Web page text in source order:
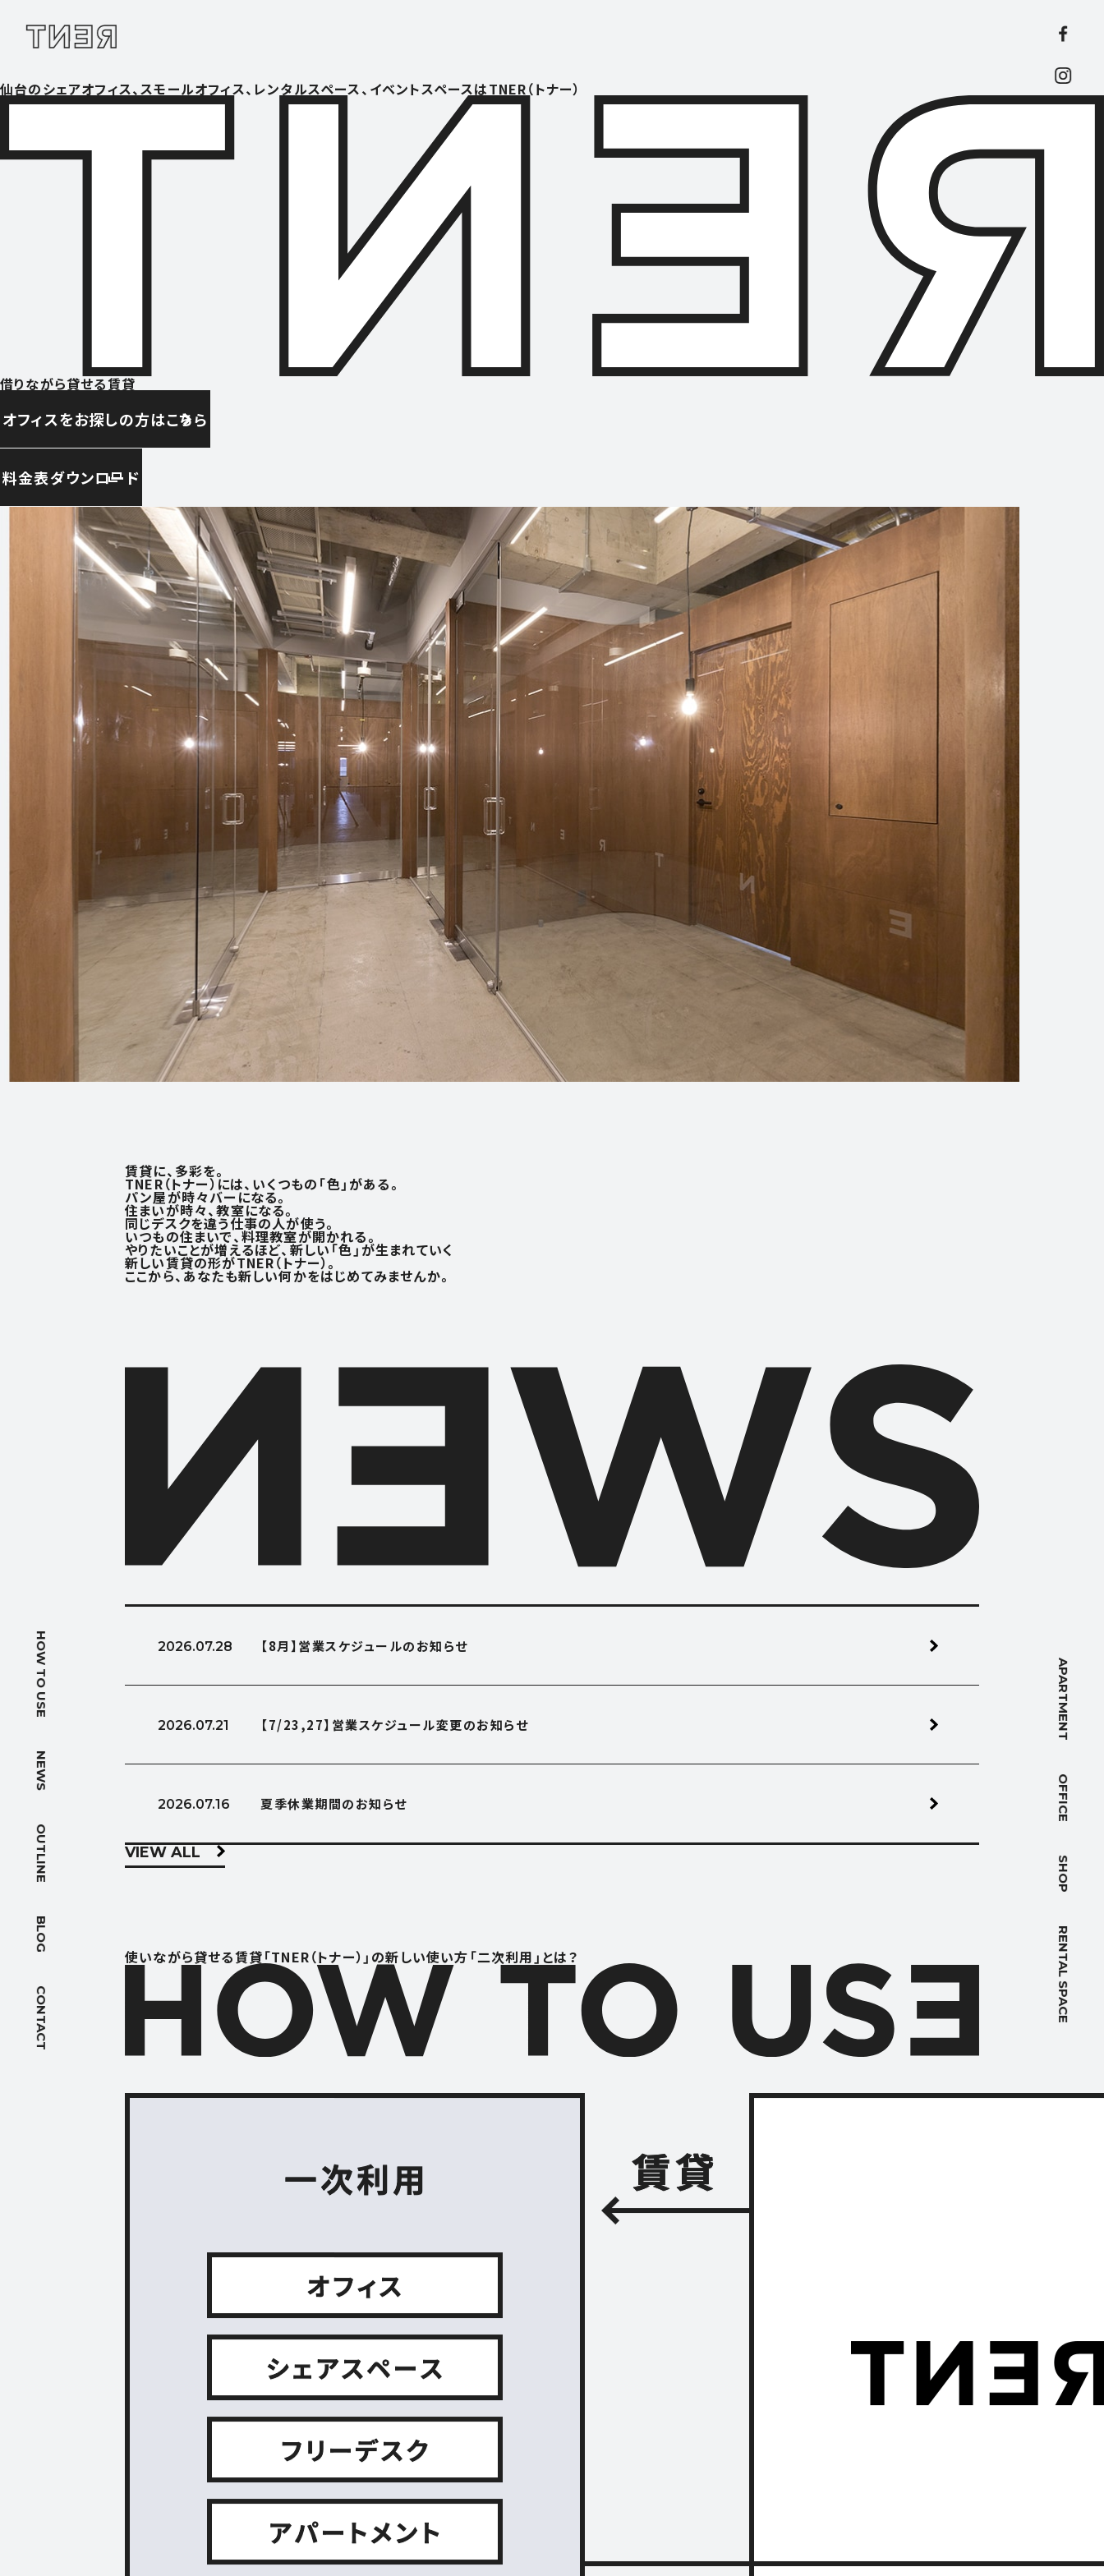
HOW TO USE
NEWS
OUTLINE
BLOG
CONTACT
APARTMENT
OFFICE
SHOP
RENTAL SPACE
HOW TO USE
NEWS
OUTLINE
ACCESS
アクセス
FOLLOW US
CONTACT
お問い合わせ
仙台のシェアオフィス、スモールオフィス、レンタルスペース、イベントスペースはTNER（トナー）
借りながら貸せる賃貸
オフィスをお探しの方はこちら
料金表ダウンロード
賃貸に、多彩を。
TNER（トナー）には、いくつもの「色」がある。
パン屋が時々バーになる。
住まいが時々、教室になる。
同じデスクを違う仕事の人が使う。
いつもの住まいで、料理教室が開かれる。
やりたいことが増えるほど、 新しい「色」が生まれていく
新しい賃貸の形がTNER（トナー）。
ここから、あなたも新しい何かをはじめてみませんか。
2026.07.28 【8月】営業スケジュールのお知らせ
2026.07.21 【7/23,27】営業スケジュール変更のお知らせ
2026.07.16 夏季休業期間のお知らせ
VIEW ALL
使いながら貸せる賃貸「TNER（トナー）」の新しい使い方「二次利用」とは？